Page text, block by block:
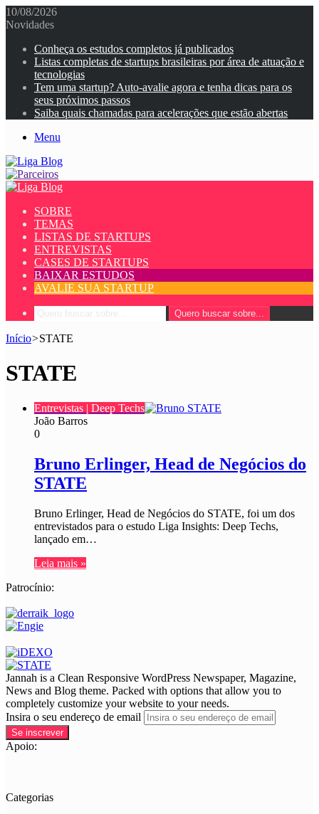
10/08/2026
Novidades
Conheça os estudos completos já publicados
Listas completas de startups brasileiras por área de atuação e
tecnologias
Tem uma startup? Auto-avalie agora e tenha dicas para os
seus próximos passos
Saiba quais chamadas para acelerações que estão abertas
Menu
SOBRE
TEMAS
LISTAS DE STARTUPS
ENTREVISTAS
CASES DE STARTUPS
BAIXAR ESTUDOS
AVALIE SUA STARTUP
Quero buscar sobre...
Início>STATE
STATE
Entrevistas | Deep Techs
João Barros
0
Bruno Erlinger, Head de Negócios do
STATE
Bruno Erlinger, Head de Negócios do STATE, foi um dos
entrevistados para o estudo Liga Insights: Deep Techs,
lançado em…
Leia mais »
Patrocínio:
Jannah is a Clean Responsive WordPress Newspaper, Magazine,
News and Blog theme. Packed with options that allow you to
completely customize your website to your needs.
Insira o seu endereço de email
Apoio:
Categorias